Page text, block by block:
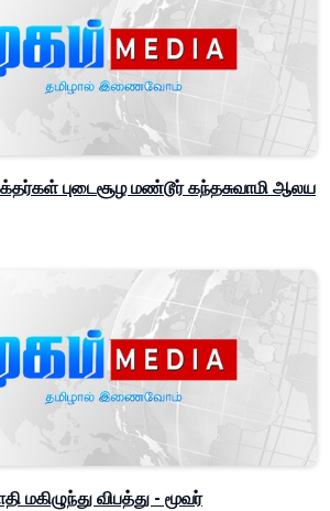
புடைசூழ மண்டூர் கந்தசுவாமி ஆலய
மகிழுந்து விபத்து - மூவர்